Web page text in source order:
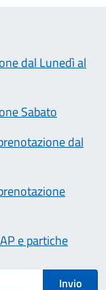
Invio
dal Lunedì al
Sabato
dal
e partiche